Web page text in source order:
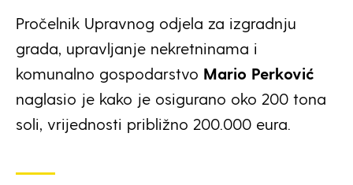
Pročelnik Upravnog odjela za izgradnju
grada, upravljanje nekretninama i
komunalno gospodarstvo Mario Perković
naglasio je kako je osigurano oko 200 tona
soli, vrijednosti približno 200.000 eura.